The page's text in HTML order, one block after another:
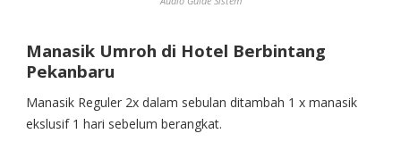
Manasik Umroh di Hotel Berbintang
Pekanbaru
Manasik Reguler 2x dalam sebulan ditambah 1 x manasik
ekslusif 1 hari sebelum berangkat.